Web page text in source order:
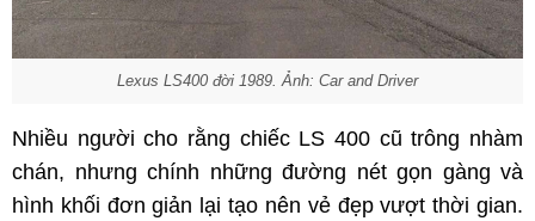
Lexus LS400 đời 1989. Ảnh: Car and Driver
Nhiều người cho rằng chiếc LS 400 cũ trông nhàm
chán, nhưng chính những đường nét gọn gàng và
hình khối đơn giản lại tạo nên vẻ đẹp vượt thời gian.